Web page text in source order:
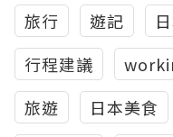
旅行 遊記
行程建議
旅遊
日本美食